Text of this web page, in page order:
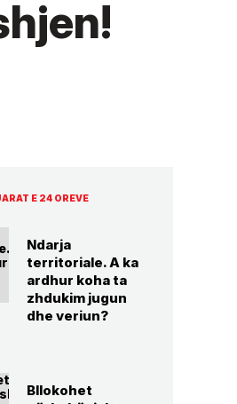
E 24 OREVE
Ndarja
territoriale. A ka
ardhur koha ta
zhdukim jugun
dhe veriun?
Bllokohet